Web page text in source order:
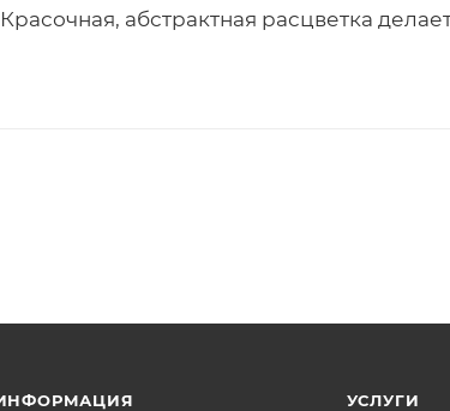
абстрактная расцветка
УСЛУГИ